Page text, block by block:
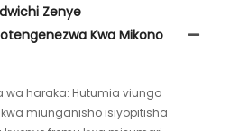
Zenye
Kwa Mikono
wa haraka: Hutumia viungo
miunganisho isiyopitisha